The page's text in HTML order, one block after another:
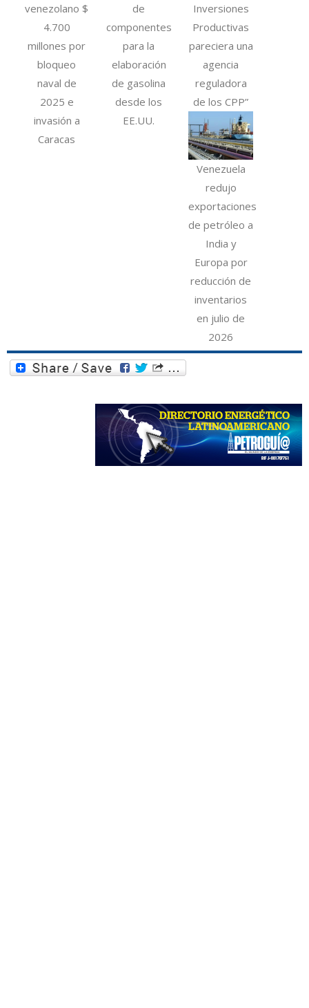
venezolano $
4.700
millones por
bloqueo
naval de
2025 e
invasión a
Caracas
de
componentes
para la
elaboración
de gasolina
desde los
EE.UU.
Inversiones
Productivas
pareciera una
agencia
reguladora
de los CPP”
Venezuela
redujo
exportaciones
de petróleo a
India y
Europa por
reducción de
inventarios
en julio de
2026